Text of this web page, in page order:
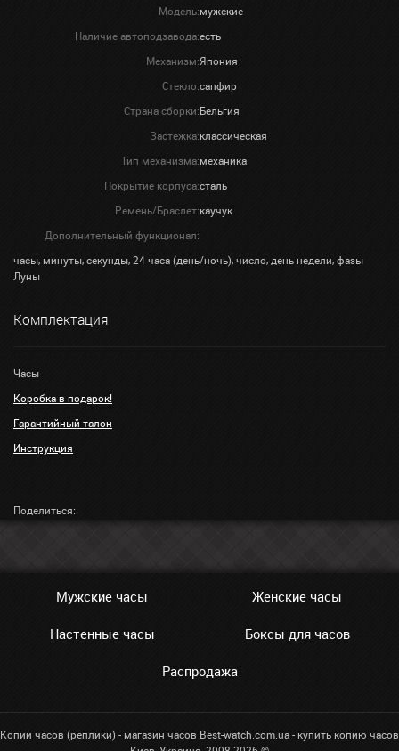
Модель:мужские
Наличие автоподзавода:есть
Механизм:Япония
Стекло:сапфир
Страна сборки:Бельгия
Застежка:классическая
Тип механизма:механика
Покрытие корпуса:сталь
Ремень/Браслет:каучук
Дополнительный функционал:
часы, минуты, секунды, 24 часа (день/ночь), число, день недели, фазы
Луны
Комплектация
Часы
Коробка в подарок!
Гарантийный талон
Инструкция
Поделиться:
Мужские часы Женские часы
Настенные часы Боксы для часов
Распродажа
Копии часов (реплики) - магазин часов Best-watch.com.ua - купить копию часов